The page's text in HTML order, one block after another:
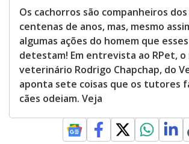
Os cachorros são companheiros
centenas de anos, mas, mesmo
algumas ações do homem que
detestam! Em entrevista ao RPet, o
veterinário Rodrigo Chapchap, do
aponta sete coisas que os tutores
cães odeiam. Veja